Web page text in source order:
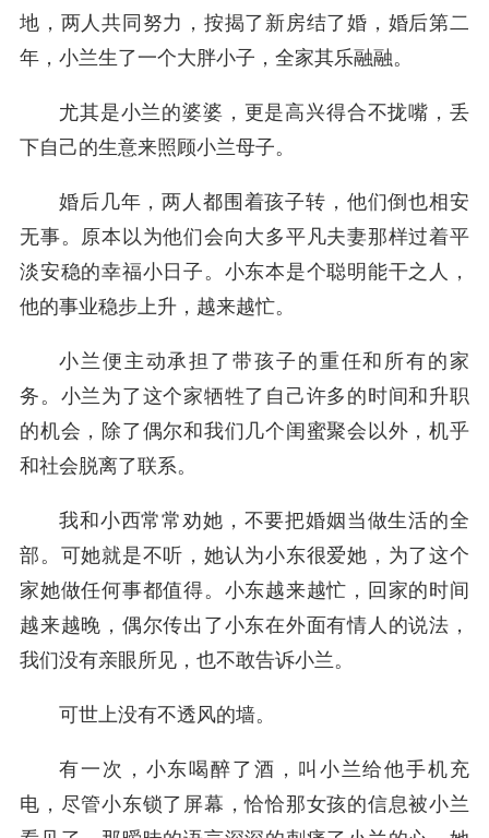
地，两人共同努力，按揭了新房结了婚，婚后第二
年，小兰生了一个大胖小子，全家其乐融融。
尤其是小兰的婆婆，更是高兴得合不拢嘴，丢
下自己的生意来照顾小兰母子。
婚后几年，两人都围着孩子转，他们倒也相安
无事。原本以为他们会向大多平凡夫妻那样过着平
淡安稳的幸福小日子。小东本是个聪明能干之人，
他的事业稳步上升，越来越忙。
小兰便主动承担了带孩子的重任和所有的家
务。小兰为了这个家牺牲了自己许多的时间和升职
的机会，除了偶尔和我们几个闺蜜聚会以外，机乎
和社会脱离了联系。
我和小西常常劝她，不要把婚姻当做生活的全
部。可她就是不听，她认为小东很爱她，为了这个
家她做任何事都值得。小东越来越忙，回家的时间
越来越晚，偶尔传出了小东在外面有情人的说法，
我们没有亲眼所见，也不敢告诉小兰。
可世上没有不透风的墙。
有一次，小东喝醉了酒，叫小兰给他手机充
电，尽管小东锁了屏幕，恰恰那女孩的信息被小兰